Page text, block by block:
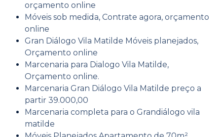
orçamento online
Móveis sob medida, Contrate agora, orçamento
online
Gran Diálogo Vila Matilde Móveis planejados,
Orçamento online
Marcenaria para Dialogo Vila Matilde,
Orçamento online.
Marcenaria Gran Diálogo Vila Matilde preço a
partir 39.000,00
Marcenaria completa para o Grandiálogo vila
matilde